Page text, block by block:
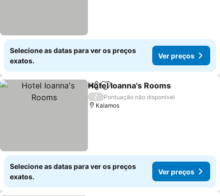
Selecione as datas para ver os preços
exatos.
Ver preços
PartilharAdicionar aos favoritos
Hotel Ioanna's Rooms
/
Pontuação não disponível
Kalamos
Selecione as datas para ver os preços
exatos.
Ver preços